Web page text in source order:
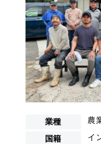
業種 農
国籍 イ